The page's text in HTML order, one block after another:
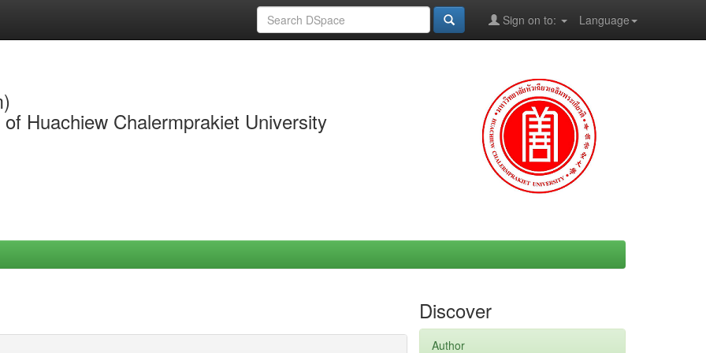
Language
Sign on to:
Huachiew Chalermprakiet University
Discover
Author